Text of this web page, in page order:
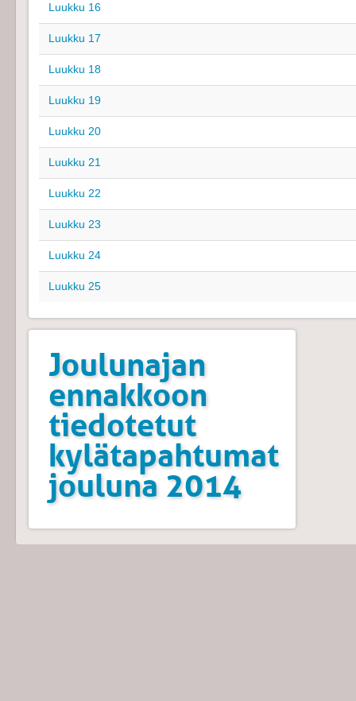
Luukku 16
Luukku 17
Luukku 18
Luukku 19
Luukku 20
Luukku 21
Luukku 22
Luukku 23
Luukku 24
Luukku 25
Joulunajan
ennakkoon
tiedotetut
kylätapahtumat
jouluna 2014